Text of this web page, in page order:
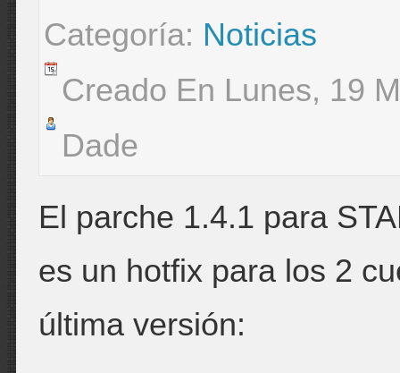
Categoría: Noticias
Creado En Lunes, 19
Dade
El parche 1.4.1 para
es un hotfix para los 2
última versión: